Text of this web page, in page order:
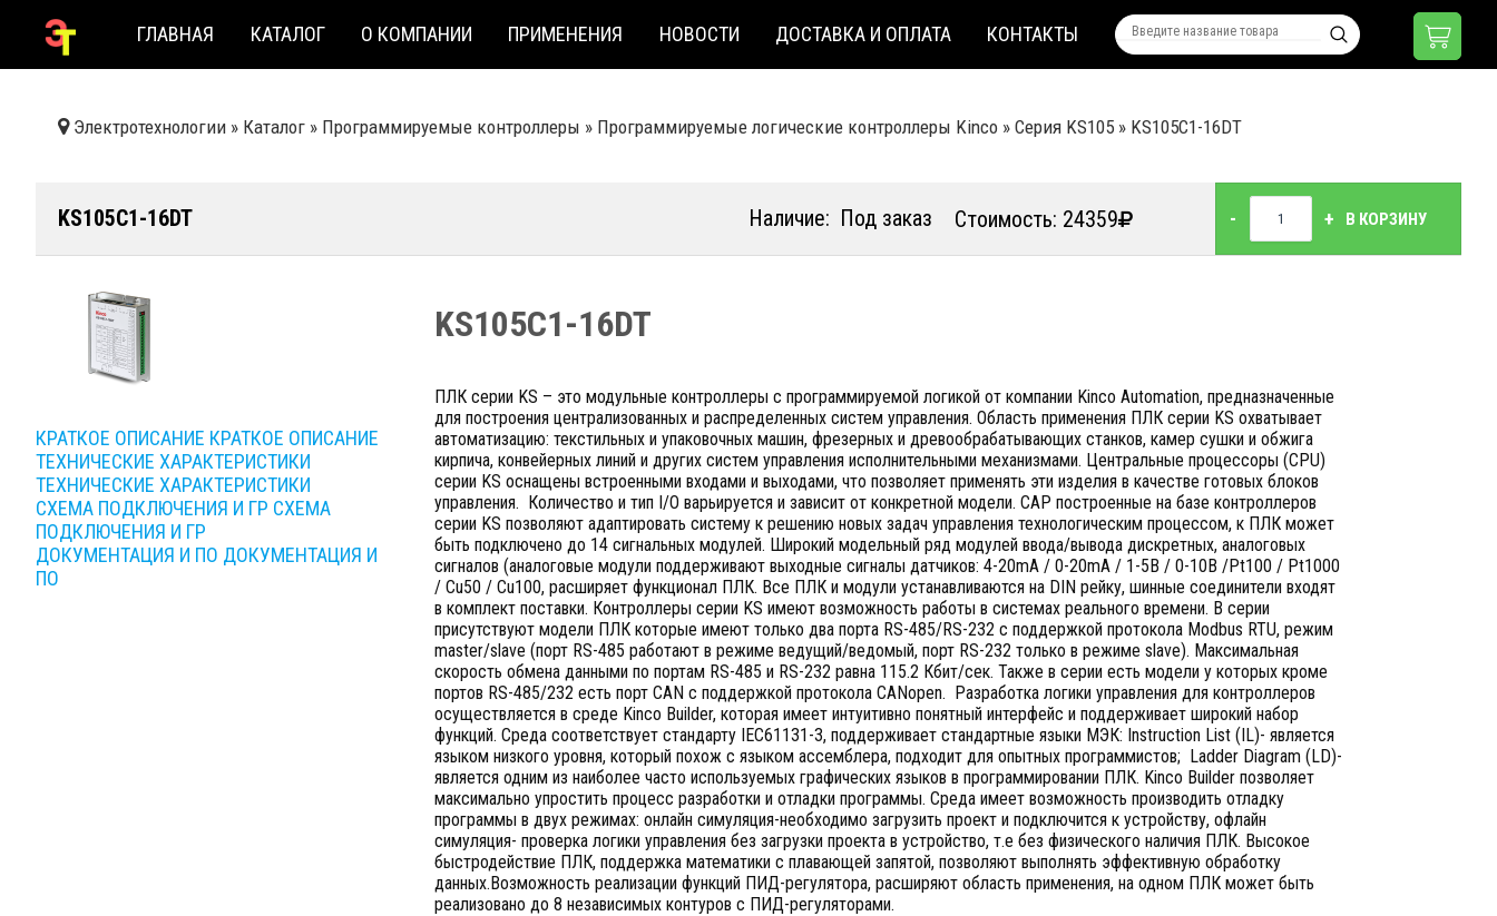
ГЛАВНАЯ КАТАЛОГ О КОМПАНИИ ПРИМЕНЕНИЯ НОВОСТИ ДОСТАВКА И ОПЛАТА КОНТАКТЫ
Электротехнологии » Каталог » Программируемые контроллеры » Программируемые логические контроллеры Kinсo » Серия KS105 » KS105C1-16DT
KS105C1-16DT Наличие: Под заказ Стоимость: 24359 - + В КОРЗИНУ
КРАТКОЕ ОПИСАНИЕ КРАТКОЕ ОПИСАНИЕ
ТЕХНИЧЕСКИЕ ХАРАКТЕРИСТИКИ
ТЕХНИЧЕСКИЕ ХАРАКТЕРИСТИКИ
СХЕМА ПОДКЛЮЧЕНИЯ И ГР СХЕМА
ПОДКЛЮЧЕНИЯ И ГР
ДОКУМЕНТАЦИЯ И ПО ДОКУМЕНТАЦИЯ И
ПО
KS105C1-16DT
ПЛК серии KS – это модульные контроллеры с программируемой логикой от компании Kinco Automation, предназначенные
для построения централизованных и распределенных систем управления. Область применения ПЛК серии KS охватывает
автоматизацию: текстильных и упаковочных машин, фрезерных и древообрабатывающих станков, камер сушки и обжига
кирпича, конвейерных линий и других систем управления исполнительными механизмами. Центральные процессоры (CPU)
серии KS оснащены встроенными входами и выходами, что позволяет применять эти изделия в качестве готовых блоков
управления. Количество и тип I/O варьируется и зависит от конкретной модели. САР построенные на базе контроллеров
серии KS позволяют адаптировать систему к решению новых задач управления технологическим процессом, к ПЛК может
быть подключено до 14 сигнальных модулей. Широкий модельный ряд модулей ввода/вывода дискретных, аналоговых
сигналов (аналоговые модули поддерживают выходные сигналы датчиков: 4-20mA / 0-20mA / 1-5В / 0-10В /Pt100 / Pt1000
/ Cu50 / Cu100, расширяет функционал ПЛК. Все ПЛК и модули устанавливаются на DIN рейку, шинные соединители входят
в комплект поставки. Контроллеры серии KS имеют возможность работы в системах реального времени. В серии
присутствуют модели ПЛК которые имеют только два порта RS-485/RS-232 с поддержкой протокола Modbus RTU, режим
master/slave (порт RS-485 работают в режиме ведущий/ведомый, порт RS-232 только в режиме slave). Максимальная
скорость обмена данными по портам RS-485 и RS-232 равна 115.2 Кбит/сек. Также в серии есть модели у которых кроме
портов RS-485/232 есть порт CAN с поддержкой протокола CANopen. Разработка логики управления для контроллеров
осуществляется в среде Kinco Builder, которая имеет интуитивно понятный интерфейс и поддерживает широкий набор
функций. Среда соответствует стандарту IEC61131-3, поддерживает стандартные языки МЭК: Instruction List (IL)- является
языком низкого уровня, который похож с языком ассемблера, подходит для опытных программистов; Ladder Diagram (LD)-
является одним из наиболее часто используемых графических языков в программировании ПЛК. Kinco Builder позволяет
максимально упростить процесс разработки и отладки программы. Среда имеет возможность производить отладку
программы в двух режимах: онлайн симуляция-необходимо загрузить проект и подключится к устройству, офлайн
симуляция- проверка логики управления без загрузки проекта в устройство, т.е без физического наличия ПЛК. Высокое
быстродействие ПЛК, поддержка математики с плавающей запятой, позволяют выполнять эффективную обработку
данных.Возможность реализации функций ПИД-регулятора, расширяют область применения, на одном ПЛК может быть
реализовано до 8 независимых контуров с ПИД-регуляторами.